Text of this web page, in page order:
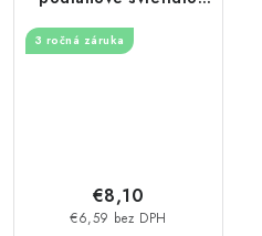
2800K - LFL111
3 ročná záruka
€6,59 bez DPH
€8,10